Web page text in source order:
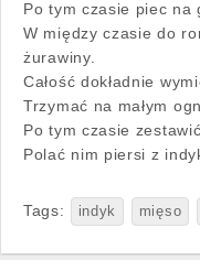
Po tym czasie piec na
W między czasie do
żurawiny.
Całość dokładnie
Trzymać na małym
Po tym czasie
Polać nim piersi z
Tags: indyk mięso